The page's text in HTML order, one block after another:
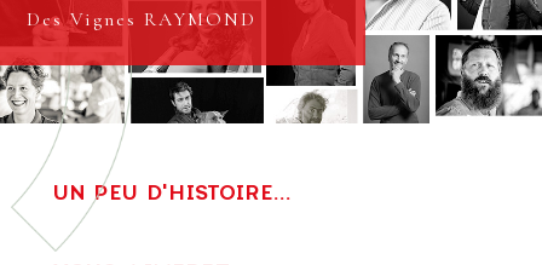
Des Vignes RAYMOND
UN PEU D'HISTOIRE...